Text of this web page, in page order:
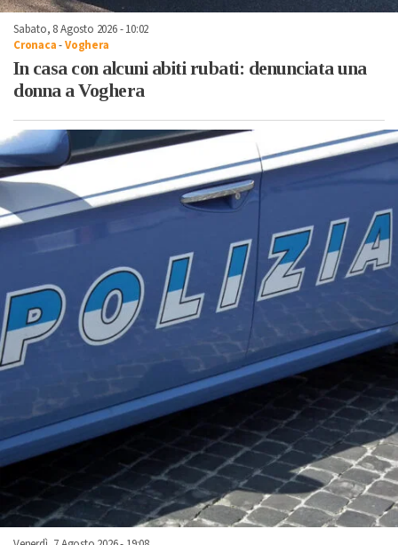
Sabato, 8 Agosto 2026 - 10:02
Cronaca-Voghera
In casa con alcuni abiti rubati: denunciata una
donna a Voghera